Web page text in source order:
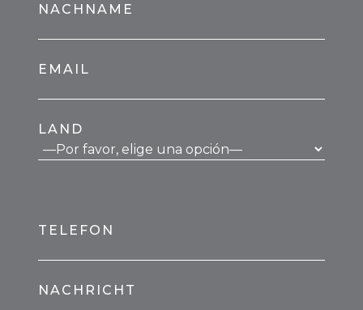
NACHNAME
EMAIL
LAND
TELEFON
NACHRICHT